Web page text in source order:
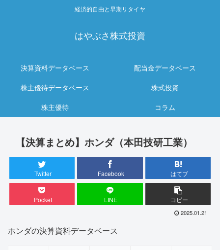
経済的自由と早期リタイヤ
はやぶさ株式投資
決算資料データベース
配当金データベース
株主優待データベース
株式投資
株主優待
コラム
【決算まとめ】ホンダ（本田技研工業）
Twitter Facebook はてブ
Pocket LINE コピー
2025.01.21
ホンダの決算資料データベース